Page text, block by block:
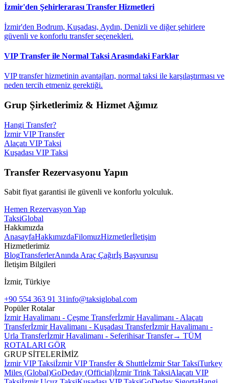
İzmir'den Şehirlerarası Transfer Hizmetleri
İzmir'den Bodrum, Kuşadası, Aydın, Denizli ve diğer şehirlere
güvenli ve konforlu transfer seçenekleri.
VIP Transfer ile Normal Taksi Arasındaki Farklar
VIP transfer hizmetinin avantajları, normal taksi ile karşılaştırması ve
neden tercih etmeniz gerektiği.
Grup Şirketlerimiz & Hizmet Ağımız
Hangi Transfer?
İzmir VIP Transfer
Alaçatı VIP Taksi
Kuşadası VIP Taksi
Transfer Rezervasyonu Yapın
Sabit fiyat garantisi ile güvenli ve konforlu yolculuk.
Hemen Rezervasyon Yap
TaksiGlobal
Hakkımızda
AnasayfaHakkımızdaFilomuzHizmetlerİletişim
Hizmetlerimiz
BlogTransferlerAnında Araç Çağırİş Başvurusu
İletişim Bilgileri
İzmir, Türkiye
+90 554 363 91 31info@taksiglobal.com
Popüler Rotalar
İzmir Havalimanı - Çeşme Transferİzmir Havalimanı - Alaçatı
Transferİzmir Havalimanı - Kuşadası Transferİzmir Havalimanı -
Urla Transferİzmir Havalimanı - Seferihisar Transfer→ TÜM
ROTALARI GÖR
GRUP SİTELERİMİZ
İzmir VIP Taksiİzmir VIP Transfer & Shuttleİzmir Star TaksiTurkey
Miles (Global)GoDeday (Official)İzmir Trink TaksiAlaçatı VIP